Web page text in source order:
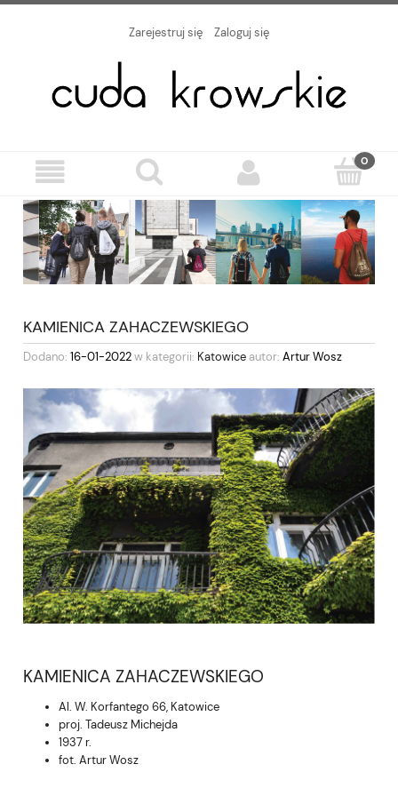
Zarejestruj się Zaloguj się
KAMIENICA ZAHACZEWSKIEGO
Dodano: 16-01-2022w kategorii: Katowice autor: Artur Wosz
KAMIENICA ZAHACZEWSKIEGO
Al. W. Korfantego 66, Katowice
proj. Tadeusz Michejda
1937 r.
fot. Artur Wosz